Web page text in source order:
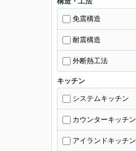
免震構造
耐震構造
外断熱工法
キッチン
システムキッチン
カウンターキッチン
アイランドキッチン